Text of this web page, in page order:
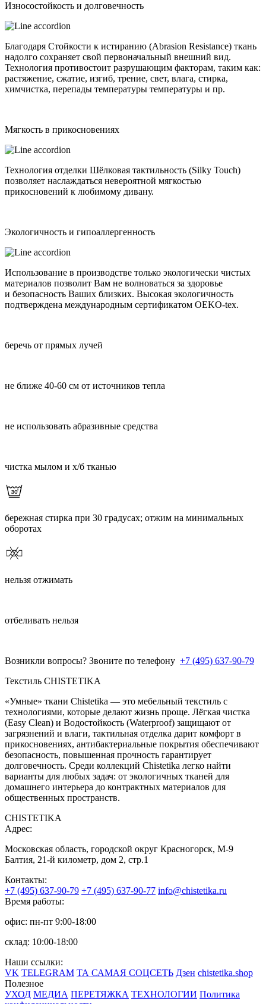
Износостойкость и долговечность
Благодаря Стойкости к истиранию (Abrasion Resistance) ткань
надолго сохраняет свой первоначальный внешний вид.
Технология противостоит разрушающим факторам, таким как:
растяжение, сжатие, изгиб, трение, свет, влага, стирка,
химчистка, перепады температуры температуры и пр.
Мягкость в прикосновениях
Технология отделки Шёлковая тактильность (Silky Touch)
позволяет наслаждаться невероятной мягкостью
прикосновений к любимому дивану.
Экологичность и гипоаллергенность
Использование в производстве только экологически чистых
материалов позволит Вам не волноваться за здоровье
и безопасность Ваших близких. Высокая экологичность
подтверждена международным сертификатом OEKO-tex.
беречь от прямых лучей
не ближе 40-60 см от источников тепла
не использовать абразивные средства
чистка мылом и х/б тканью
бережная стирка при 30 градусах; отжим на минимальных
оборотах
нельзя отжимать
отбеливать нельзя
Возникли вопросы? Звоните по телефону +7 (495) 637-90-79
Текстиль CHISTETIKA
«Умные» ткани Chistetika — это мебельный текстиль с
технологиями, которые делают жизнь проще. Лёгкая чистка
(Easy Clean) и Водостойкость (Waterproof) защищают от
загрязнений и влаги, тактильная отделка дарит комфорт в
прикосновениях, антибактериальные покрытия обеспечивают
безопасность, повышенная прочность гарантирует
долговечность. Среди коллекций Chistetika легко найти
варианты для любых задач: от экологичных тканей для
домашнего интерьера до контрактных материалов для
общественных пространств.
CHISTETIKA
Адрес:
Московская область, городской округ Красногорск, М-9
Балтия, 21-й километр, дом 2, стр.1
Контакты:
+7 (495) 637-90-79 +7 (495) 637-90-77 info@chistetika.ru
Время работы:
офис: пн-пт 9:00-18:00
склад: 10:00-18:00
Наши ссылки:
VK TELEGRAM ТА САМАЯ СОЦСЕТЬ Дзен chistetika.shop
Полезное
УХОД МЕДИА ПЕРЕТЯЖКА ТЕХНОЛОГИИ Политика